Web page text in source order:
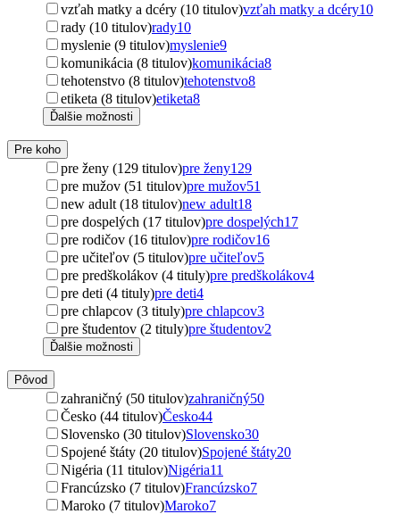
vzťah matky a dcéry (10 titulov)vzťah matky a dcéry10
rady (10 titulov)rady10
myslenie (9 titulov)myslenie9
komunikácia (8 titulov)komunikácia8
tehotenstvo (8 titulov)tehotenstvo8
etiketa (8 titulov)etiketa8
Ďalšie možnosti
Pre koho
pre ženy (129 titulov)pre ženy129
pre mužov (51 titulov)pre mužov51
new adult (18 titulov)new adult18
pre dospelých (17 titulov)pre dospelých17
pre rodičov (16 titulov)pre rodičov16
pre učiteľov (5 titulov)pre učiteľov5
pre predškolákov (4 tituly)pre predškolákov4
pre deti (4 tituly)pre deti4
pre chlapcov (3 tituly)pre chlapcov3
pre študentov (2 tituly)pre študentov2
Ďalšie možnosti
Pôvod
zahraničný (50 titulov)zahraničný50
Česko (44 titulov)Česko44
Slovensko (30 titulov)Slovensko30
Spojené štáty (20 titulov)Spojené štáty20
Nigéria (11 titulov)Nigéria11
Francúzsko (7 titulov)Francúzsko7
Maroko (7 titulov)Maroko7